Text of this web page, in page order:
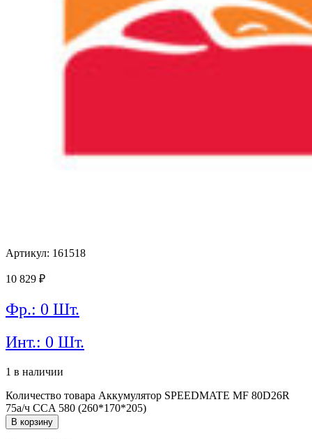
Артикул: 161518
10 829 ₽
Фр.: 0 Шт.
Инт.: 0 Шт.
1 в наличии
Количество товара Аккумулятор SPEEDMATE MF 80D26R
75а/ч CCA 580 (260*170*205)
В корзину